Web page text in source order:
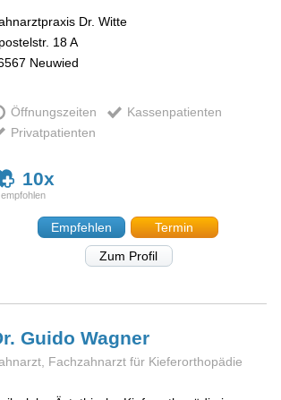
Dr. Witte
18 A
Neuwied
Öffnungszeiten
Kassenpatienten
Privatpatienten
10x
Empfehlen
Termin
Zum Profil
GuidoWagner
Fachzahnarzt für Kieferorthopädie